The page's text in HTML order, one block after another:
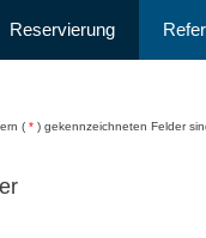
Reservierung
( * ) gekennzeichneten Felder